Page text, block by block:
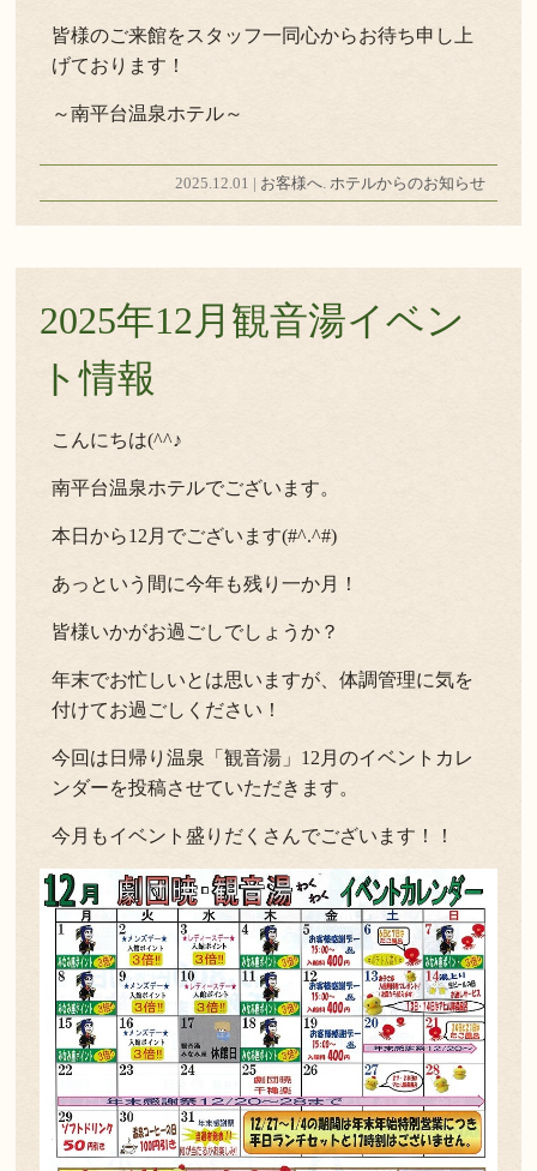
皆様のご来館をスタッフ一同心からお待ち申し上
げております！
～南平台温泉ホテル～
2025.12.01 | お客様へ. ホテルからのお知らせ
2025年12月観音湯イベン
ト情報
こんにちは(^^♪
南平台温泉ホテルでございます。
本日から12月でございます(#^.^#)
あっという間に今年も残り一か月！
皆様いかがお過ごしでしょうか？
年末でお忙しいとは思いますが、体調管理に気を
付けてお過ごしください！
今回は日帰り温泉「観音湯」12月のイベントカレ
ンダーを投稿させていただきます。
今月もイベント盛りだくさんでございます！！